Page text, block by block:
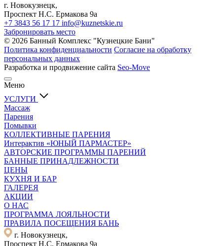
г. Новокузнецк,
Проспект Н.С. Ермакова 9а
+7 3843 56 17 17 info@kuznetskie.ru
Забронировать место
© 2026 Банный Комплекс "Кузнецкие Бани"
Политика конфиденциальности Согласие на обработку
персональных данных
Разработка и продвижение сайта Seo-Move
Меню
УСЛУГИ
Массаж
Парения
Помывки
КОЛЛЕКТИВНЫЕ ПАРЕНИЯ
Интерактив «ЮНЫЙ ПАРМАСТЕР»
АВТОРСКИЕ ПРОГРАММЫ ПАРЕНИЙ
БАННЫЕ ПРИНАДЛЕЖНОСТИ
ЦЕНЫ
КУХНЯ И БАР
ГАЛЕРЕЯ
АКЦИИ
О НАС
ПРОГРАММА ЛОЯЛЬНОСТИ
ПРАВИЛА ПОСЕЩЕНИЯ БАНЬ
г. Новокузнецк,
Проспект Н.С. Ермакова 9а